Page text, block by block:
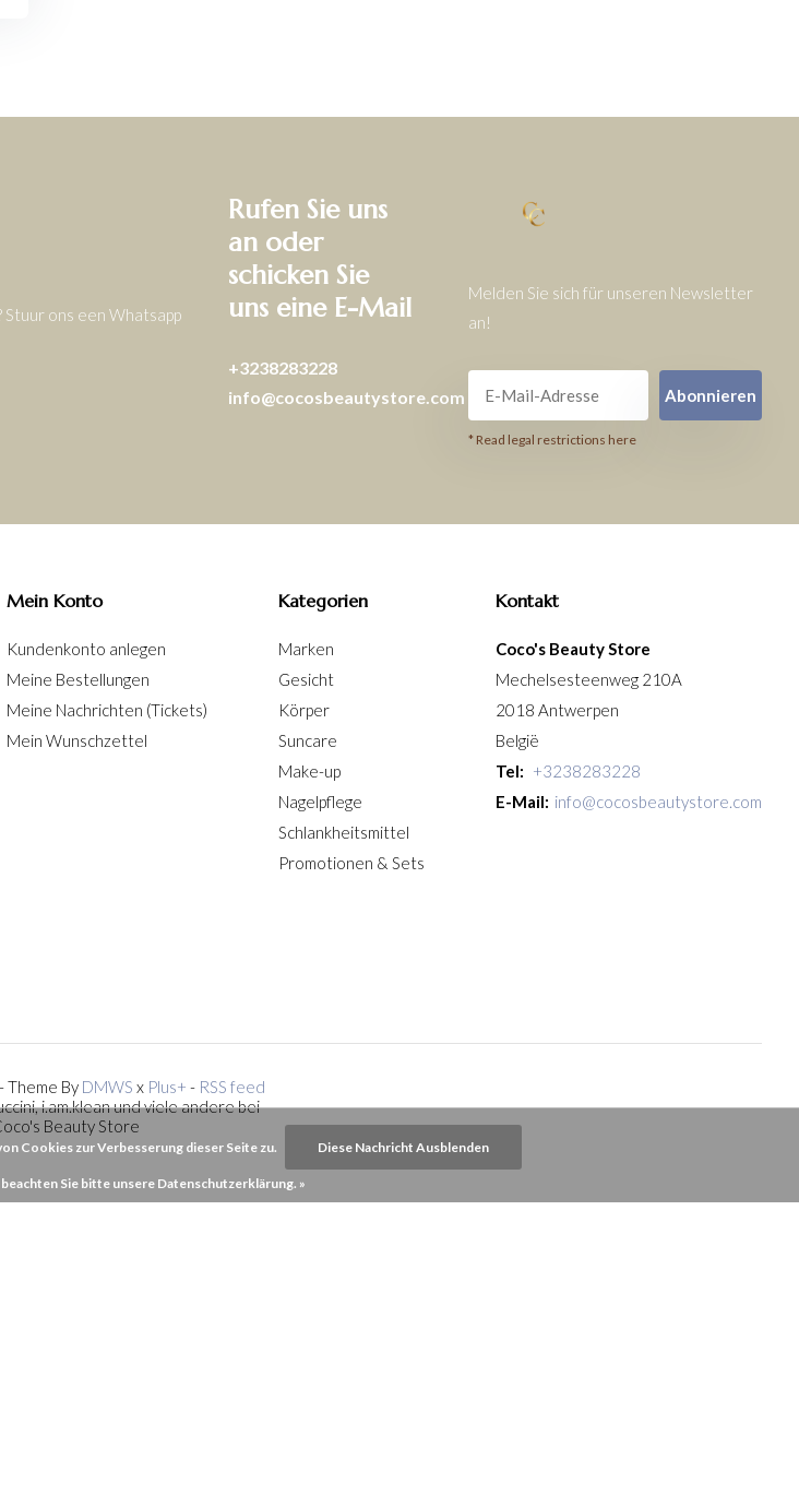
ons een Whatsapp
Rufen Sie uns
an oder
schicken Sie
uns eine E-Mail
+3238283228
info@cocosbeautystore.com
Melden Sie sich für unseren Newsletter
an!
Abonnieren
* Read legal restrictions here
Mein Konto
Kundenkonto anlegen
Meine Bestellungen
Meine Nachrichten (Tickets)
Mein Wunschzettel
Kategorien
Marken
Gesicht
Körper
Suncare
Make-up
Nagelpflege
Schlankheitsmittel
Promotionen & Sets
Kontakt
Coco's Beauty Store
Mechelsesteenweg 210A
2018 Antwerpen
België
Tel: +3238283228
E-Mail: info@cocosbeautystore.com
Theme By DMWS x Plus+ - RSS feed
i.am.klean und viele andere bei
Beauty Store
Cookies zur Verbesserung dieser Seite zu. Diese Nachricht Ausblenden
Sie bitte unsere Datenschutzerklärung. »